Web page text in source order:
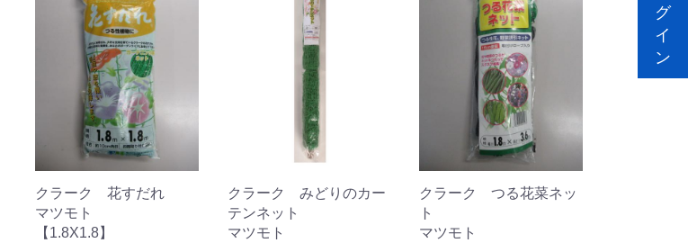
クラーク 花すだれ
マツモト
【1.8X1.8】
クラーク みどりのカー
テンネット
マツモト
クラーク つる花菜ネッ
ト
マツモト
グ
イ
ン